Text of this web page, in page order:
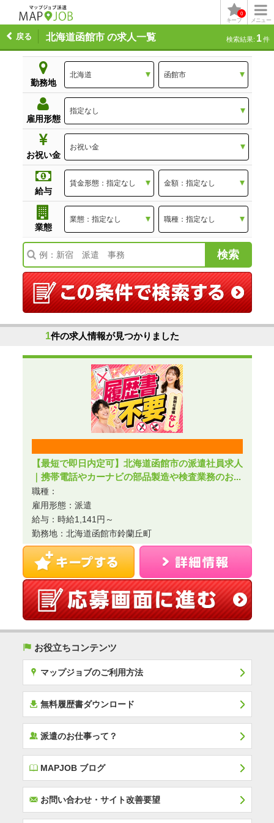
メニュー
キープ
0
北海道函館市 の求人一覧
戻る 検索結果: 1件
勤務地
雇用形態
お祝い金
給与
業態
1件の求人情報が見つかりました
【最短で即日内定可】北海道函館市の派遣社員求人
｜携帯電話やカーナビの部品製造や検査業務のお...
職種：
雇用形態：派遣
給与：時給1,141円～
勤務地：北海道函館市鈴蘭丘町
( お役立ちコンテンツ
x マップジョブのご利用方法
í 無料履歴書ダウンロード
‰派遣のお仕事って？
EMAPJOB ブログ
Fお問い合わせ・サイト改善要望